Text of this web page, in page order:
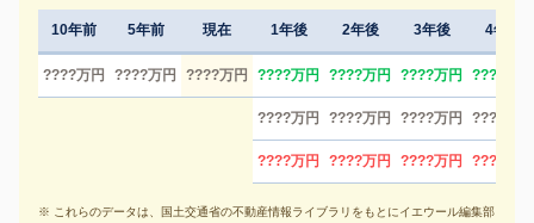
10年前 5年前 現在
????万円 ????万円 ????万円
1年後 2年後 3年後 4年後
????万円 ????万円 ????万円 ????万円
????万円 ????万円 ????万円 ????万円
????万円 ????万円 ????万円 ????万円
※ これらのデータは、国土交通省の不動産情報ライブラリをもとにイエウール編集部